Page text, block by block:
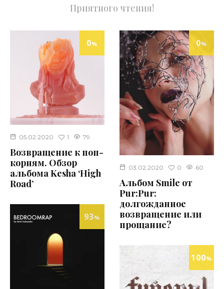
Приятного чтения!
0%
05.02.2020 1 79
Возвращение к поп-
корням. Обзор
альбома Kesha ‘High
Road’
93%
0%
03.02.2020 0 60
Альбом Smile от
Pur:Pur:
долгожданное
возвращение или
прощание?
100%